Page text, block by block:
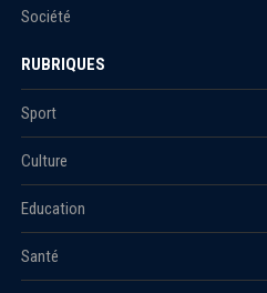
Société
RUBRIQUES
Sport
Culture
Education
Santé